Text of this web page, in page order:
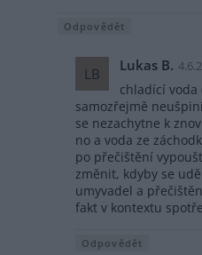
Odpovědět
LB Lukas B.
chladící voda
samozřejmě
se nezachytne k
no a voda ze
po přečištění
změnit, kdyby se
umyvadel a
fakt v kontextu
Odpovědět